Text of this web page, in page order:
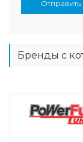
Отправить
Бренды с